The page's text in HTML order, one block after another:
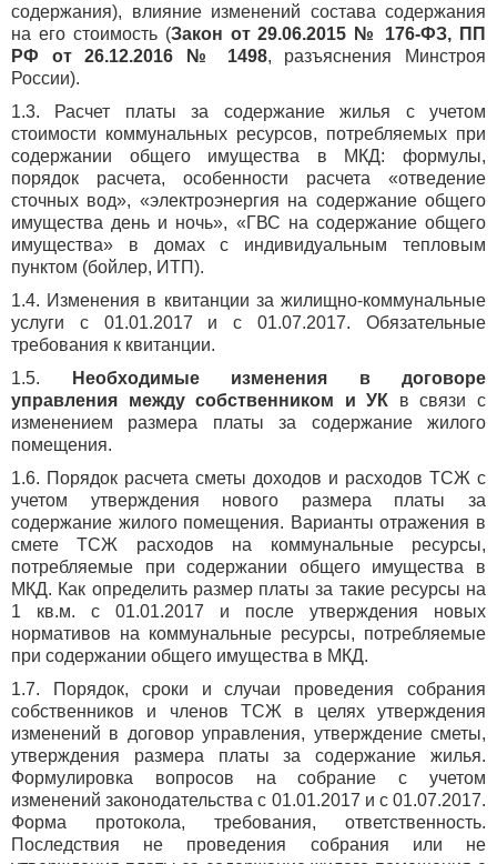
содержания), влияние изменений состава содержания
на его стоимость (Закон от 29.06.2015 № 176-ФЗ, ПП
РФ от 26.12.2016 № 1498, разъяснения Минстроя
России).
1.3. Расчет платы за содержание жилья с учетом
стоимости коммунальных ресурсов, потребляемых при
содержании общего имущества в МКД: формулы,
порядок расчета, особенности расчета «отведение
сточных вод», «электроэнергия на содержание общего
имущества день и ночь», «ГВС на содержание общего
имущества» в домах с индивидуальным тепловым
пунктом (бойлер, ИТП).
1.4. Изменения в квитанции за жилищно-коммунальные
услуги с 01.01.2017 и с 01.07.2017. Обязательные
требования к квитанции.
1.5.
Необходимые изменения в договоре
управления между собственником и УК в связи с
изменением размера платы за содержание жилого
помещения.
1.6. Порядок расчета сметы доходов и расходов ТСЖ с
учетом утверждения нового размера платы за
содержание жилого помещения. Варианты отражения в
смете ТСЖ расходов на коммунальные ресурсы,
потребляемые при содержании общего имущества в
МКД. Как определить размер платы за такие ресурсы на
1 кв.м. с 01.01.2017 и после утверждения новых
нормативов на коммунальные ресурсы, потребляемые
при содержании общего имущества в МКД.
1.7. Порядок, сроки и случаи проведения собрания
собственников и членов ТСЖ в целях утверждения
изменений в договор управления, утверждение сметы,
утверждения размера платы за содержание жилья.
Формулировка вопросов на собрание с учетом
изменений законодательства с 01.01.2017 и с 01.07.2017.
Форма протокола, требования, ответственность.
Последствия не проведения собрания или не